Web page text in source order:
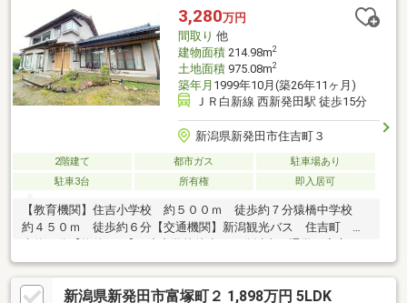
を。住む前、住んでからと一生のお付き合いをさせていただきま
す。是非まずはご内見ください。3,280万円
間取り 他
建物面積214.98m2
土地面積975.08m2
築年月 1999年10月(築26年11ヶ月)
ＪＲ白新線 西新発田駅 徒歩15分
新潟県新発田市住吉町３
2階建て 都市ガス
駐車場あり
駐車3台
所有権 即入居可
【教育機関】住吉小学校 約５００ｍ 徒歩約７分猿橋中学校
約４５０ｍ 徒歩約６分【交通機関】新潟観光バス 住吉町 徒
歩約２分【物件ＰＲ】■小中学校徒歩１０分以内で通学も安心で
す！■コンビニやスーパーも近くお買い物にも困りません♪■新発
田ＩＣまで車で７分！新潟市方面へのアクセスも良好です♪【備
考】・間取りは現況を優先します。・付帯設備表の交付はありま
新潟県新発田市富塚町２ 1,898万円 5LDK